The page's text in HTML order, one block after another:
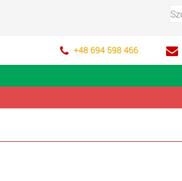
+48 694 598 466